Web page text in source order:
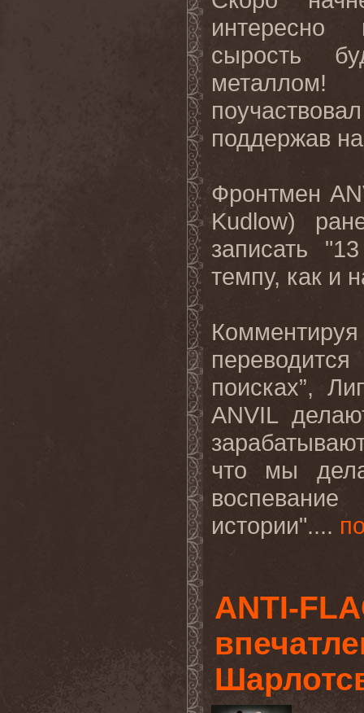
интересно
сырость
металлом!
поддержав
Фронтмен
Kudlow)
записать
темпу, как и
поисках”,
ANVIL
что мы
истории"....
ANTI-